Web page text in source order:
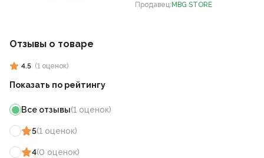
Продавец: MBG STORE
Отзывы о товаре
4.5 (1 оценок)
Показать по рейтингу
Все отзывы(1 оценок)
5(1 оценок)
4(0 оценок)